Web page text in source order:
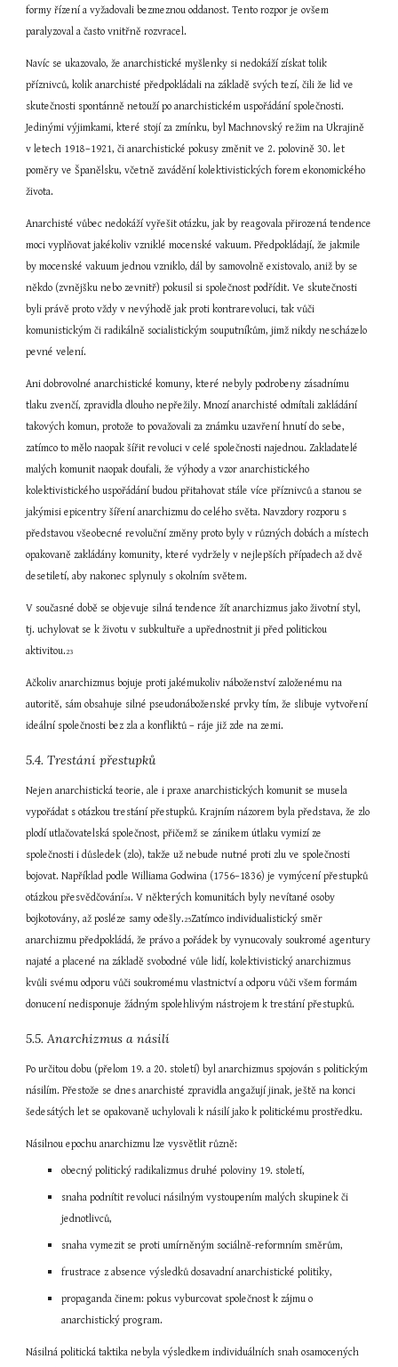
formy řízení a vyžadovali bezmeznou oddanost. Tento rozpor je ovšem
paralyzoval a často vnitřně rozvracel.
Navíc se ukazovalo, že anarchistické myšlenky si nedokáží získat tolik
příznivců, kolik anarchisté předpokládali na základě svých tezí, čili že lid ve
skutečnosti spontánně netouží po anarchistickém uspořádání společnosti.
Jedinými výjimkami, které stojí za zmínku, byl Machnovský režim na Ukrajině
v letech 1918–1921, či anarchistické pokusy změnit ve 2. polovině 30. let
poměry ve Španělsku, včetně zavádění kolektivistických forem ekonomického
života.
Anarchisté vůbec nedokáží vyřešit otázku, jak by reagovala přirozená tendence
moci vyplňovat jakékoliv vzniklé mocenské vakuum. Předpokládají, že jakmile
by mocenské vakuum jednou vzniklo, dál by samovolně existovalo, aniž by se
někdo (zvnějšku nebo zevnitř) pokusil si společnost podřídit. Ve skutečnosti
byli právě proto vždy v nevýhodě jak proti kontrarevoluci, tak vůči
komunistickým či radikálně socialistickým souputníkům, jimž nikdy nescházelo
pevné velení.
Ani dobrovolné anarchistické komuny, které nebyly podrobeny zásadnímu
tlaku zvenčí, zpravidla dlouho nepřežily. Mnozí anarchisté odmítali zakládání
takových komun, protože to považovali za známku uzavření hnutí do sebe,
zatímco to mělo naopak šířit revoluci v celé společnosti najednou. Zakladatelé
malých komunit naopak doufali, že výhody a vzor anarchistického
kolektivistického uspořádání budou přitahovat stále více příznivců a stanou se
jakýmisi epicentry šíření anarchizmu do celého světa. Navzdory rozporu s
představou všeobecné revoluční změny proto byly v různých dobách a místech
opakovaně zakládány komunity, které vydržely v nejlepších případech až dvě
desetiletí, aby nakonec splynuly s okolním světem.
V současné době se objevuje silná tendence žít anarchizmus jako životní styl,
tj. uchylovat se k životu v subkultuře a upřednostnit ji před politickou
aktivitou.23
Ačkoliv anarchizmus bojuje proti jakémukoliv náboženství založenému na
autoritě, sám obsahuje silné pseudonáboženské prvky tím, že slibuje vytvoření
ideální společnosti bez zla a konfliktů – ráje již zde na zemi.
5.4. Trestání přestupků
Nejen anarchistická teorie, ale i praxe anarchistických komunit se musela
vypořádat s otázkou trestání přestupků. Krajním názorem byla představa, že zlo
plodí utlačovatelská společnost, přičemž se zánikem útlaku vymizí ze
společnosti i důsledek (zlo), takže už nebude nutné proti zlu ve společnosti
bojovat. Například podle Williama Godwina (1756–1836) je vymýcení přestupků
otázkou přesvědčování24. V některých komunitách byly nevítané osoby
bojkotovány, až posléze samy odešly.25Zatímco individualistický směr
anarchizmu předpokládá, že právo a pořádek by vynucovaly soukromé agentury
najaté a placené na základě svobodné vůle lidí, kolektivistický anarchizmus
kvůli svému odporu vůči soukromému vlastnictví a odporu vůči všem formám
donucení nedisponuje žádným spolehlivým nástrojem k trestání přestupků.
5.5. Anarchizmus a násilí
Po určitou dobu (přelom 19. a 20. století) byl anarchizmus spojován s politickým
násilím. Přestože se dnes anarchisté zpravidla angažují jinak, ještě na konci
šedesátých let se opakovaně uchylovali k násilí jako k politickému prostředku.
Násilnou epochu anarchizmu lze vysvětlit různě:
obecný politický radikalizmus druhé poloviny 19. století,
snaha podnítit revoluci násilným vystoupením malých skupinek či
jednotlivců,
snaha vymezit se proti umírněným sociálně-reformním směrům,
frustrace z absence výsledků dosavadní anarchistické politiky,
propaganda činem: pokus vyburcovat společnost k zájmu o
anarchistický program.
Násilná politická taktika nebyla výsledkem individuálních snah osamocených